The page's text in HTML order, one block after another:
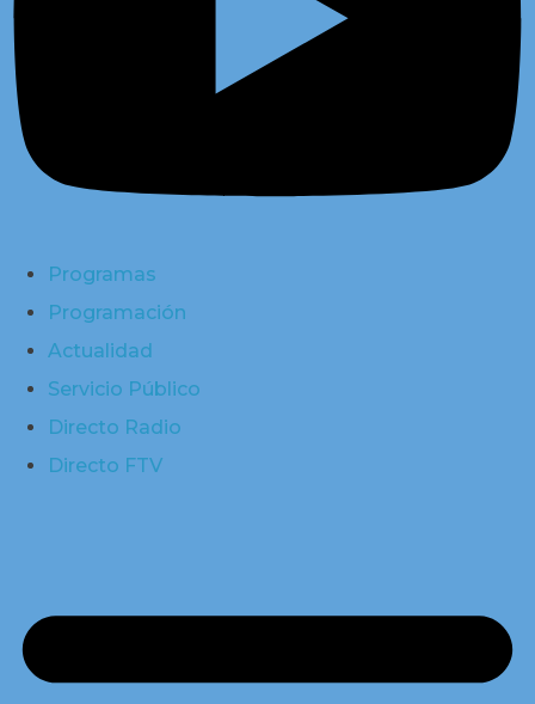
Programas
Programación
Actualidad
Servicio Público
Directo Radio
Directo FTV